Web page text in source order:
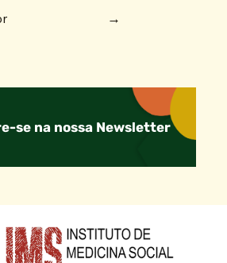
→
se na nossa Newsletter